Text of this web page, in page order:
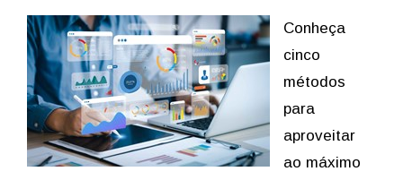
Conheça
cinco
métodos
para
aproveitar
ao máximo